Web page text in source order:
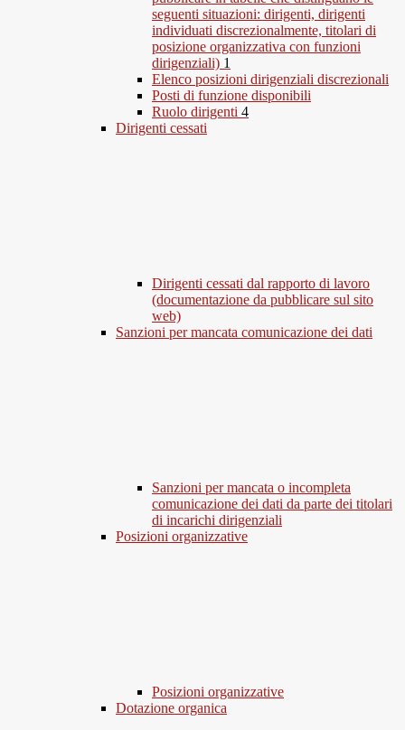
seguenti situazioni: dirigenti, dirigenti
individuati discrezionalmente, titolari di
posizione organizzativa con funzioni
dirigenziali) 1
Elenco posizioni dirigenziali discrezionali
Posti di funzione disponibili
Ruolo dirigenti 4
Dirigenti cessati
Dirigenti cessati dal rapporto di lavoro
(documentazione da pubblicare sul sito
web)
Sanzioni per mancata comunicazione dei dati
Sanzioni per mancata o incompleta
comunicazione dei dati da parte dei titolari
di incarichi dirigenziali
Posizioni organizzative
Posizioni organizzative
Dotazione organica